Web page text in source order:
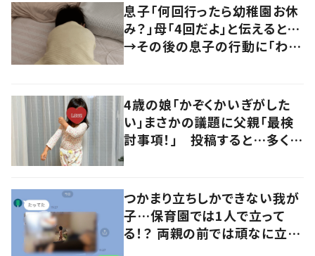
息子「何回行ったら幼稚園お休
み？」母「4回だよ」と伝えると…
→その後の息子の行動に「わか
4歳の娘「かぞくかいぎがした
い」まさかの議題に父親「最検
討事項！」 投稿すると…多くの
つかまり立ちしかできない我が
子…保育園では1人で立って
る！？ 両親の前では頑なに立た